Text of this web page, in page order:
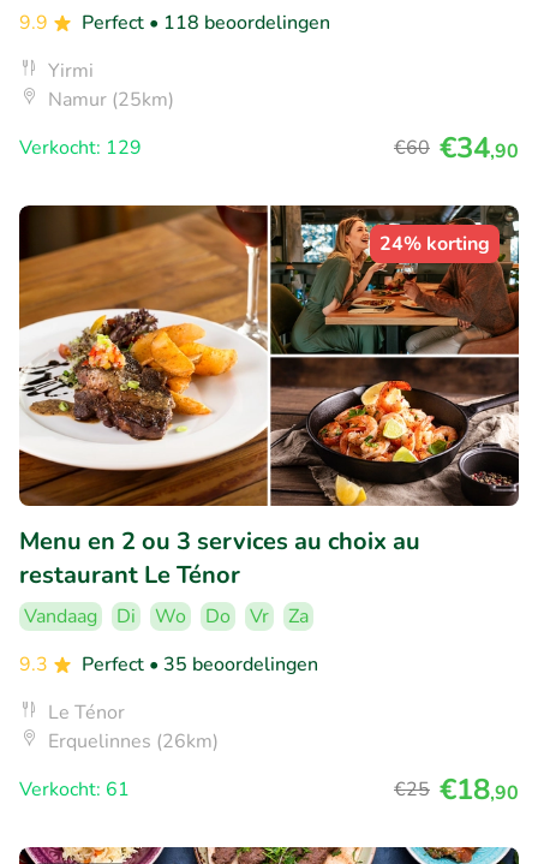
9.9 Perfect • 118 beoordelingen
Yirmi
Namur (25km)
Verkocht: 129
€60 €34,90
24% korting
Menu en 2 ou 3 services au choix au
restaurant Le Ténor
Vandaag Di Wo Do Vr
Za
9.3
Perfect • 35 beoordelingen
Le Ténor
Erquelinnes (26km)
Verkocht: 61
€25 €18,90